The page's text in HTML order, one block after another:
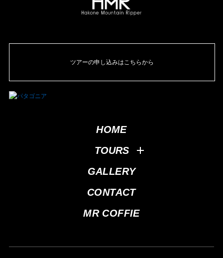
ツアーの申し込みはこちらから
HOME
TOURS
GALLERY
CONTACT
MR COFFIE